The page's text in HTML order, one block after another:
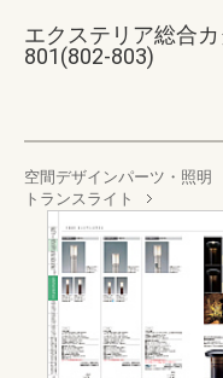
エクステリア総合
801(802-803)
空間デザインパーツ・照明
トランスライト